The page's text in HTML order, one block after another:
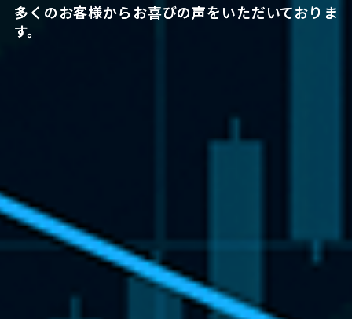
多くのお客様からお喜びの声をいただいておりま
す。